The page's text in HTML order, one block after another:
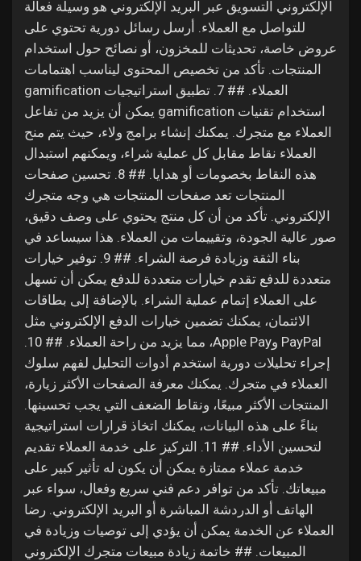
Games
Developers
الإلكتروني التسويق عبر البريد الإلكتروني هو وسيلة فعالة
للتواصل مع العملاء. أرسل رسائل دورية تحتوي على
عروض خاصة، تحديثات للمخزون، أو نصائح حول استخدام
المنتجات. تأكد من تخصيص المحتوى ليناسب اهتمامات
العملاء. ## 7. تطبيق استراتيجيات gamification
استخدام تقنيات gamification يمكن أن يزيد من تفاعل
العملاء مع متجرك. يمكنك إنشاء برامج ولاء، حيث يتم منح
العملاء نقاط مقابل كل عملية شراء، ويمكنهم استبدال
هذه النقاط بخصومات أو هدايا. ## 8. تحسين صفحات
المنتجات تعد صفحات المنتجات هي وجه متجرك
الإلكتروني. تأكد من أن كل منتج يحتوي على وصف دقيق،
صور عالية الجودة، وتقييمات من العملاء. هذا سيساعد في
بناء الثقة وزيادة فرصة الشراء. ## 9. توفير خيارات
متعددة للدفع تقدم خيارات متعددة للدفع يمكن أن تسهل
على العملاء إتمام عملية الشراء. بالإضافة إلى بطاقات
الائتمان، يمكنك تضمين خيارات الدفع الإلكتروني مثل
PayPal وApple Pay، مما يزيد من راحة العملاء. ## 10.
إجراء تحليلات دورية استخدم أدوات التحليل لفهم سلوك
العملاء في متجرك. يمكنك معرفة الصفحات الأكثر زيارة،
المنتجات الأكثر مبيعًا، ونقاط الضعف التي يجب تحسينها.
بناءً على هذه البيانات، يمكنك اتخاذ قرارات استراتيجية
لتحسين الأداء. ## 11. التركيز على خدمة العملاء تقديم
خدمة عملاء ممتازة يمكن أن يكون له تأثير كبير على
مبيعاتك. تأكد من توافر دعم فني سريع وفعال، سواء عبر
الهاتف أو الدردشة المباشرة أو البريد الإلكتروني. رضا
العملاء عن الخدمة يمكن أن يؤدي إلى توصيات وزيادة في
المبيعات. ## خاتمة زيادة مبيعات متجرك الإلكتروني